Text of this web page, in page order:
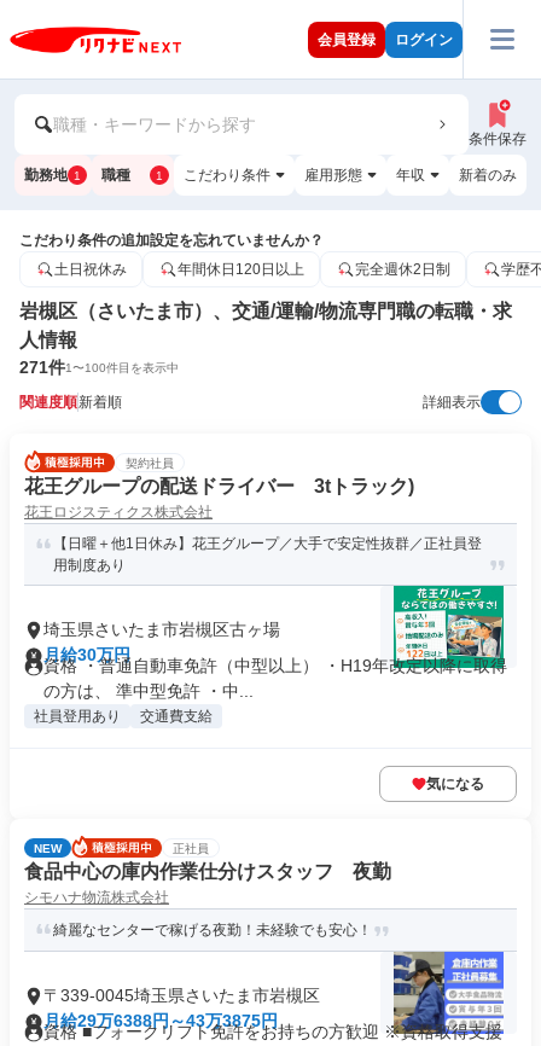
会員登録 ログイン
職種・キーワードから探す
条件保存
勤務地 1 職種 1 こだわり条件 雇用形態 年収 新着のみ
こだわり条件の追加設定を忘れていませんか？
土日祝休み
年間休日120日以上 完全週休2日制 学歴
岩槻区（さいたま市）、交通/運輸/物流専門職の転職・求
人情報
271件1〜100件目を表示中
関連度順新着順 詳細表示
契約社員
花王グループの配送ドライバー 3tトラック)
花王ロジスティクス株式会社
【日曜＋他1日休み】花王グループ／大手で安定性抜群／正社員登
用制度あり
埼玉県さいたま市岩槻区古ヶ場
月給30万円
資格 ・普通自動車免許（中型以上） ・H19年改定以降に取得
の方は、 準中型免許 ・中...
社員登用あり 交通費支給
気になる
NEW 正社員
食品中心の庫内作業仕分けスタッフ 夜勤
シモハナ物流株式会社
綺麗なセンターで稼げる夜勤！未経験でも安心！
〒339-0045埼玉県さいたま市岩槻区
月給29万6388円～43万3875円
資格 ■フォークリフト免許をお持ちの方歓迎 ※資格取得支援